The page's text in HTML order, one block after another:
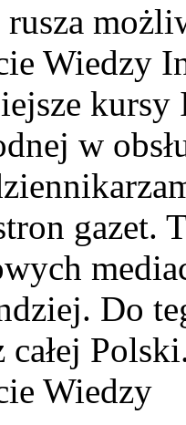
Wiedzy
kursy
w
gazet.
Do
całej
Wiedzy